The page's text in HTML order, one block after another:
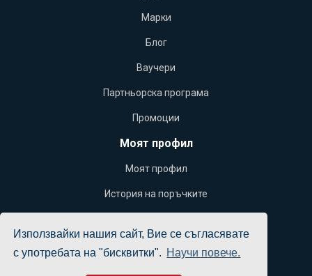
Използвайки нашия сайт, Вие се съгласявате
с употребата на "бисквитки". Научи повече.
Марки
Блог
Ваучери
Партньорска програма
Промоции
Моят профил
Моят профил
История на поръчките